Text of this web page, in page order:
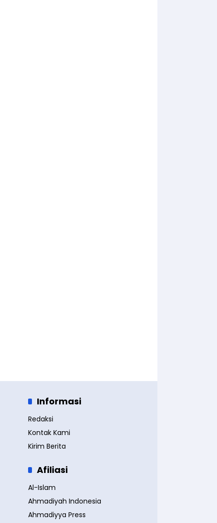
Informasi
Redaksi
Kontak Kami
Kirim Berita
Afiliasi
Al-Islam
Ahmadiyah Indonesia
Ahmadiyya Press